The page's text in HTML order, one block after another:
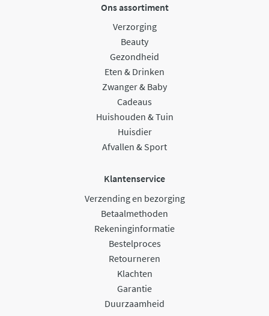
Ons assortiment
Verzorging
Beauty
Gezondheid
Eten & Drinken
Zwanger & Baby
Cadeaus
Huishouden & Tuin
Huisdier
Afvallen & Sport
Klantenservice
Verzending en bezorging
Betaalmethoden
Rekeninginformatie
Bestelproces
Retourneren
Klachten
Garantie
Duurzaamheid